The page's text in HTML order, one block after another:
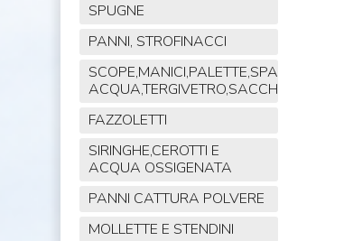
SPUGNE
PANNI, STROFINACCI
SCOPE,MANICI,PALETTE,SPAZZOLE,TIRA
ACQUA,TERGIVETRO,SACCHI,MOP
FAZZOLETTI
SIRINGHE,CEROTTI E
ACQUA OSSIGENATA
PANNI CATTURA POLVERE
MOLLETTE E STENDINI